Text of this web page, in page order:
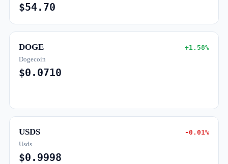
$54.70
DOGE +1.58%
Dogecoin
$0.0710
USDS -0.01%
Usds
$0.9998